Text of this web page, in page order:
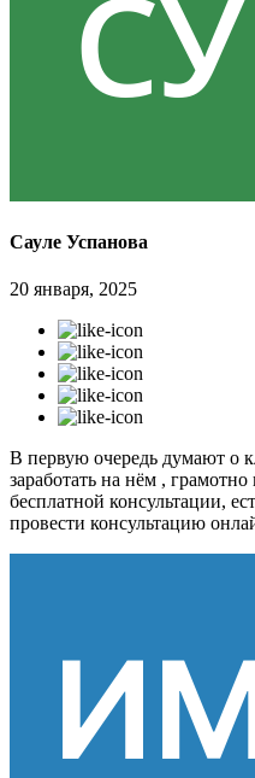
Сауле Успанова
20 января, 2025
В первую очередь думают о
заработать на нём ,
бесплатной консультации,
провести консультацию